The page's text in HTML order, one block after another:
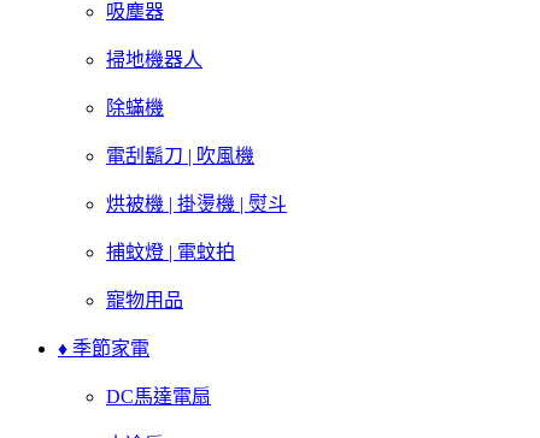
吸塵器
掃地機器人
除蟎機
電刮鬍刀 | 吹風機
烘被機 | 掛燙機 | 熨斗
捕蚊燈 | 電蚊拍
寵物用品
♦ 季節家電
DC馬達電扇